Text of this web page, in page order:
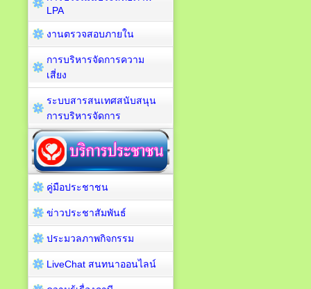
LPA
งานตรวจสอบภายใน
การบริหารจัดการความ
เสี่ยง
ระบบสารสนเทศสนับสนุน
การบริหารจัดการ
คู่มือประชาชน
ข่าวประชาสัมพันธ์
ประมวลภาพกิจกรรม
LiveChat สนทนาออนไลน์